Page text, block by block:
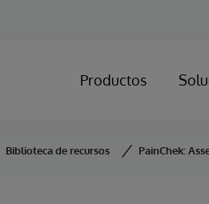
Productos
Biblioteca de recursos PainChek: